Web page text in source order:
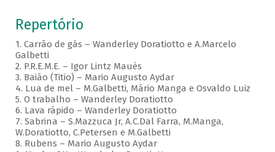
Repertório
1. Carrão de gás – Wanderley Doratiotto e A.Marcelo
Galbetti
2. P.R.E.M.E. – Igor Lintz Maués
3. Baião (Titio) – Mario Augusto Aydar
4. Lua de mel – M.Galbetti, Mário Manga e Osvaldo Luiz
5. O trabalho – Wanderley Doratiotto
6. Lava rápido – Wanderley Doratiotto
7. Sabrina – S.Mazzuca Jr, A.C.Dal Farra, M.Manga,
W.Doratiotto, C.Petersen e M.Galbetti
8. Rubens – Mario Augusto Aydar